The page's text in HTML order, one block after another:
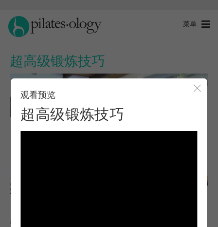
菜单
超高级锻炼技巧
观看预览
超高级锻炼技巧
观察与学习
教师